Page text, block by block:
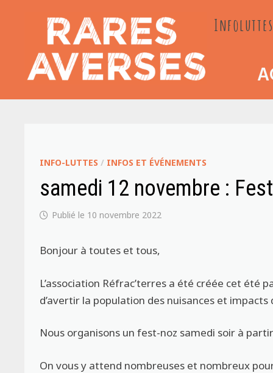
INFO-LUTTES / INFOS ET ÉVÉNEMENTS
samedi 12 novembre :
10 novembre 2022
Bonjour à toutes et tous,
L’association Réfrac’terres a été créée cet été
d’avertir la population des nuisances et
Nous organisons un fest-noz samedi soir à
On vous y attend nombreuses et nombreux